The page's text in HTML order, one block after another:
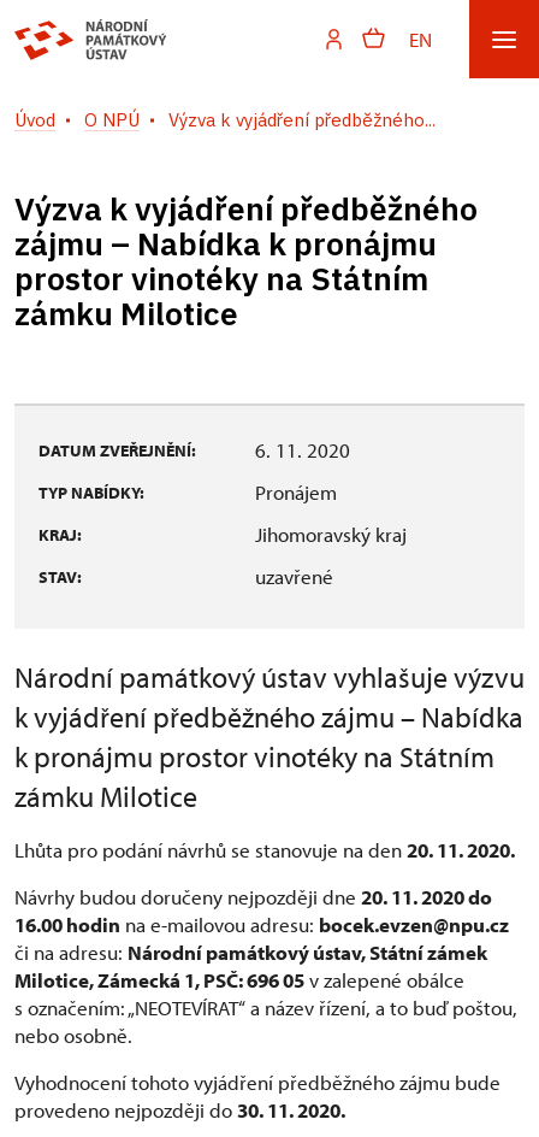
EN
Úvod O NPÚ Výzva k vyjádření předběžného...
Výzva k vyjádření předběžného
zájmu – Nabídka k pronájmu
prostor vinotéky na Státním
zámku Milotice
DATUM ZVEŘEJNĚNÍ: 6. 11. 2020
TYP NABÍDKY: Pronájem
KRAJ: Jihomoravský kraj
STAV: uzavřené
Národní památkový ústav vyhlašuje výzvu
k vyjádření předběžného zájmu – Nabídka
k pronájmu prostor vinotéky na Státním
zámku Milotice
Lhůta pro podání návrhů se stanovuje na den20. 11. 2020.
Návrhy budou doručeny nejpozději dne 20. 11. 2020 do
16.00 hodin na e-mailovou adresu: bocek.evzen@npu.cz
či na adresu: Národní památkový ústav, Státní zámek
Milotice, Zámecká 1, PSČ: 696 05v zalepené obálce
s označením: „NEOTEVÍRAT“ a název řízení, a to buď poštou,
nebo osobně.
Vyhodnocení tohoto vyjádření předběžného zájmu bude
provedeno nejpozději do30. 11. 2020.